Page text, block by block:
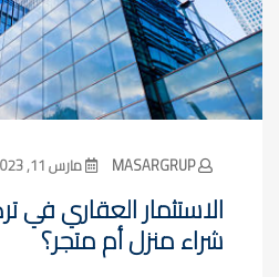
MASARGRUP مارس 11, 2023
الاستثمار العقاري في
شراء منزل أم متجر؟